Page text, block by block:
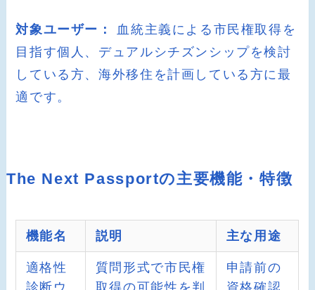
対象ユーザー：
血統主義による市民権取得を
目指す個人、デュアルシチズンシップを検討
している方、海外移住を計画している方に最
適です。
The Next Passportの主要機能・特徴
機能名 説明 主な用途
適格性
質問形式で市民権
申請前の